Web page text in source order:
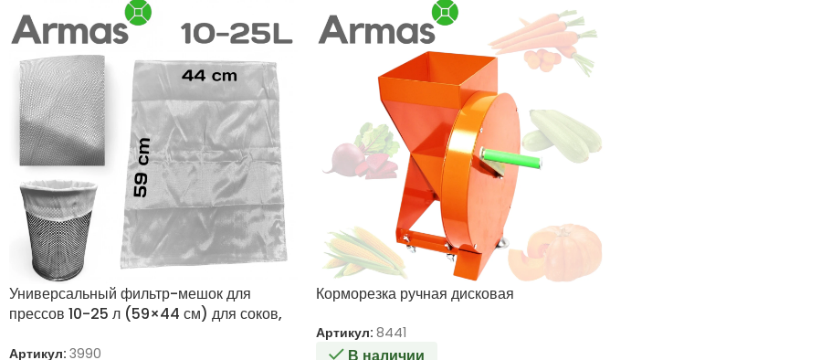
Универсальный фильтр-мешок для
прессов 10-25 л (59×44 см) для соков,
Артикул: 3990
Корморезка ручная дисковая
Артикул: 8441